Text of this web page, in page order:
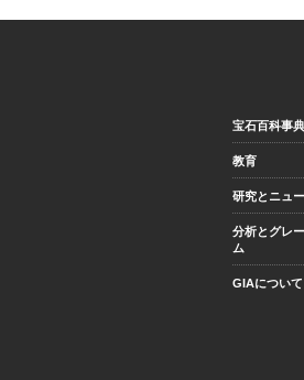
宝石百科事典
教育
研究とニュ
分析とグレ
ム
GIAについ